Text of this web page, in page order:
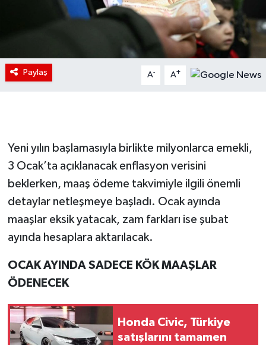
Paylaş A- A+
Yeni yılın başlamasıyla birlikte milyonlarca emekli,
3 Ocak’ta açıklanacak enflasyon verisini
beklerken, maaş ödeme takvimiyle ilgili önemli
detaylar netleşmeye başladı. Ocak ayında
maaşlar eksik yatacak, zam farkları ise şubat
ayında hesaplara aktarılacak.
OCAK AYINDA SADECE KÖK MAAŞLAR
ÖDENECEK
Honda Civic, Türkiye
satışlarını tamamen